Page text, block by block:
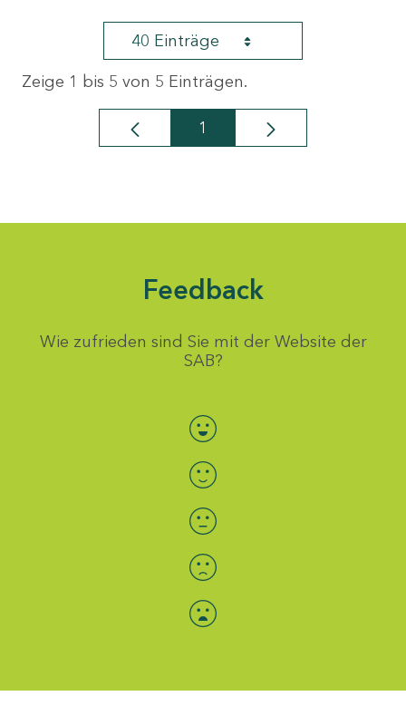
40 Einträge
Zeige 1 bis 5 von 5 Einträgen.
Seite
1
Feedback
Wie zufrieden sind Sie mit der Website der
SAB?
Bewertung auswählen